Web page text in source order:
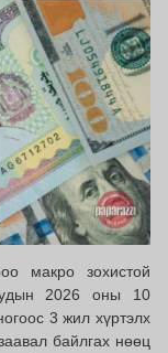
макро зохистой
2026 оны 10
3 жил хүртэлх
байлгах нөөц